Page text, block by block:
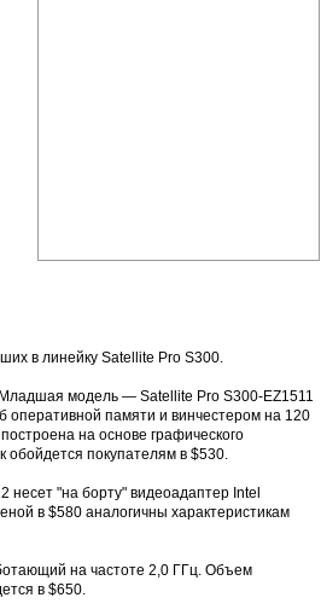
в линейку Satellite Pro S300.
модель — Satellite Pro S300-EZ1511
оперативной памяти и винчестером на 120
на основе графического
обойдется покупателям в $530.
"на борту" видеоадаптер Intel
в $580 аналогичны характеристикам
на частоте 2,0 ГГц. Объем
в $650.